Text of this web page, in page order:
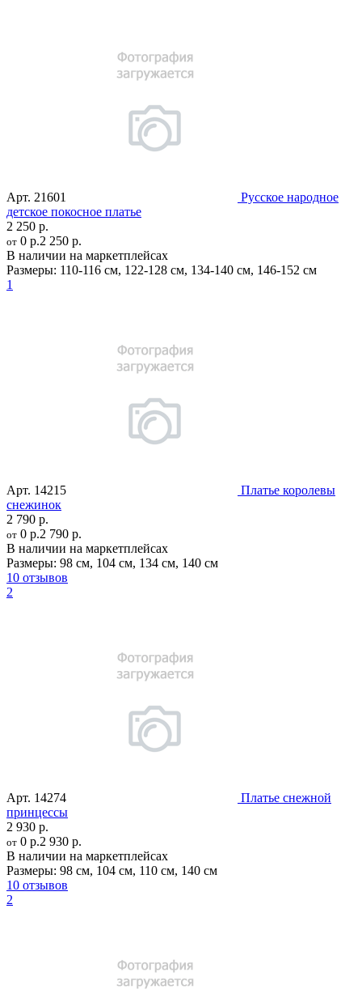
Арт. 21601
Русское народное
детское покосное платье
2 250 р.
от 0 р.2 250 р.
В наличии на маркетплейсах
Размеры: 110-116 см, 122-128 см, 134-140 см, 146-152 см
1
Арт. 14215
Платье королевы
снежинок
2 790 р.
от 0 р.2 790 р.
В наличии на маркетплейсах
Размеры: 98 см, 104 см, 134 см, 140 см
10 отзывов
2
Арт. 14274
Платье снежной
принцессы
2 930 р.
от 0 р.2 930 р.
В наличии на маркетплейсах
Размеры: 98 см, 104 см, 110 см, 140 см
10 отзывов
2